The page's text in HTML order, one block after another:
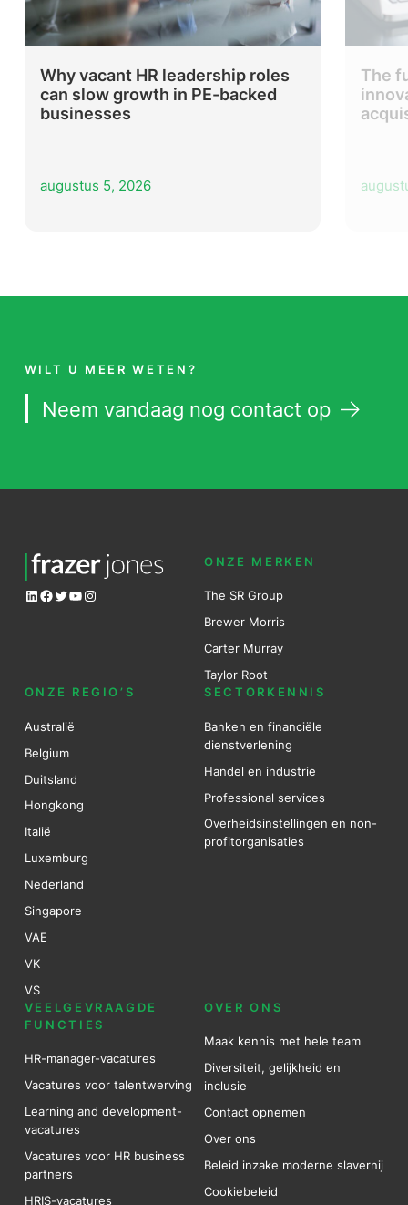
Why vacant HR leadership roles
can slow growth in PE-backed
businesses
augustus 5, 2026
The
WILT U MEER WETEN?
Neem vandaag nog contact op
LinkedIn
Facebook
Twitter
YouTube
Instagram
ONZE MERKEN
The SR Group
Brewer Morris
Carter Murray
Taylor Root
ONZE REGIO’S
Australië
Belgium
Duitsland
Hongkong
Italië
Luxemburg
Nederland
Singapore
VAE
VK
VS
SECTORKENNIS
Banken en financiële
dienstverlening
Handel en industrie
Professional services
Overheidsinstellingen en non-
profitorganisaties
VEELGEVRAAGDE
FUNCTIES
HR-manager-vacatures
Vacatures voor talentwerving
Learning and development-
vacatures
Vacatures voor HR business
partners
HRIS-vacatures
OVER ONS
Maak kennis met hele team
Diversiteit, gelijkheid en
inclusie
Contact opnemen
Over ons
Beleid inzake moderne slavernij
Cookiebeleid